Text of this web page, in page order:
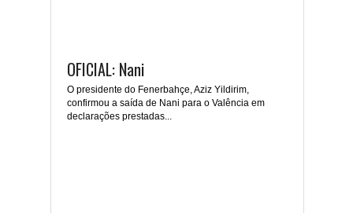
OFICIAL: Nani
O presidente do Fenerbahçe, Aziz Yildirim,
confirmou a saída de Nani para o Valência em
declarações prestadas...